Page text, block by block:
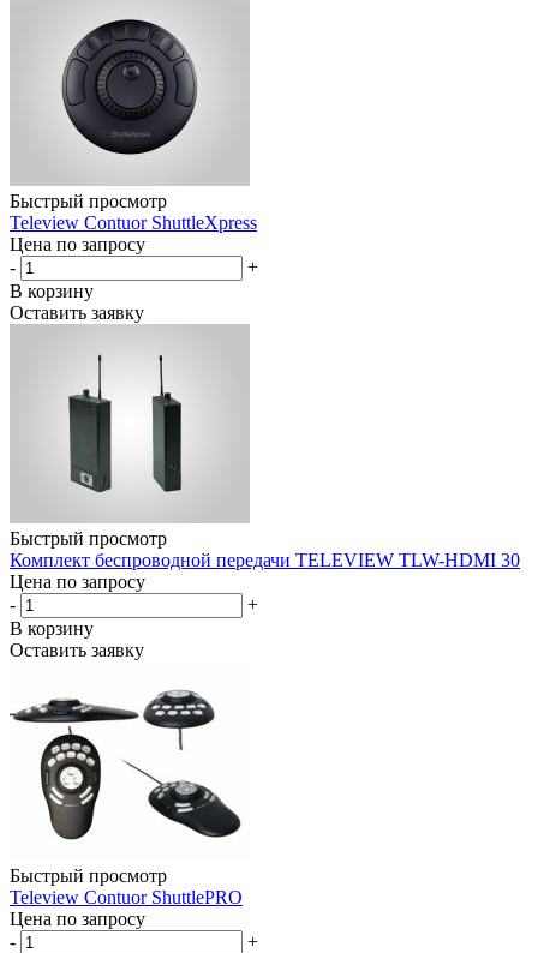
Быстрый просмотр
Teleview Contuor ShuttleXpress
Цена по запросу
-
+
В корзину
Оставить заявку
Быстрый просмотр
Комплект беспроводной передачи TELEVIEW TLW-HDMI 30
Цена по запросу
-
+
В корзину
Оставить заявку
Быстрый просмотр
Teleview Contuor ShuttlePRO
Цена по запросу
-
+